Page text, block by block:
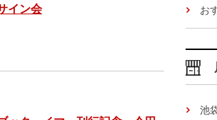
イン会 お
池